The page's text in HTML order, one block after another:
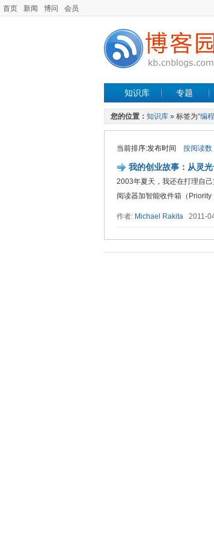
首页 新闻 博问 会员
知识库 专题
您的位置： 知识库 » 标签为“编
当前排序:发布时间 按阅读数
我的创业故事：从灵
2003年夏天，我还在打理自
阅读器加智能收件箱（Priority
作者: Michael Rakita 2011-